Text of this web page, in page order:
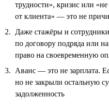
трудности», кризис или
от клиента» — это не
Даже стажёры и
по договору подряда или
право на своевременную
Аванс — это не зарплата.
но не закрыли остальную
задолженность